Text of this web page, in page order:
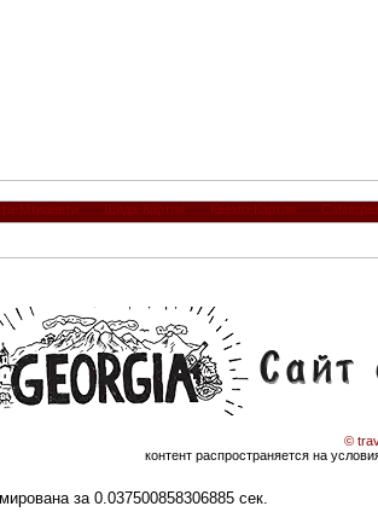
Мтианети Шида-Картли Квемо-Картли
©
контент распространяется на
за 0.037500858306885 сек.